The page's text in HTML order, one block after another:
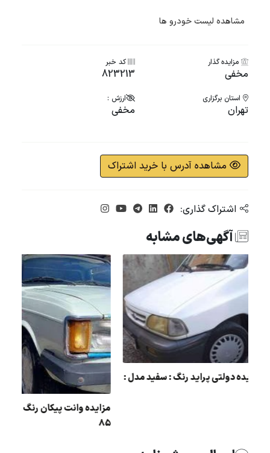
مشاهده لیست خودرو ها
مزایده گذار
مخفی
کد خبر
823213
استان برگزاری
تهران
ارزش :
مخفی
مشاهده آدرس با خرید اشتراک
اشتراک گذاری:
آگهی‌های مشابه
مزایده وانت پیکان
مزایده دولتی پراید رنگ : سفید مدل :